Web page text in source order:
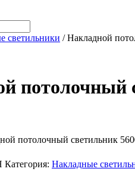
светильники / Накладной
потолочный
потолочный светильник
Категория: Накладные